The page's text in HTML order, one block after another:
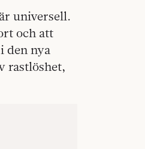
universell.
och att
den nya
rastlöshet,